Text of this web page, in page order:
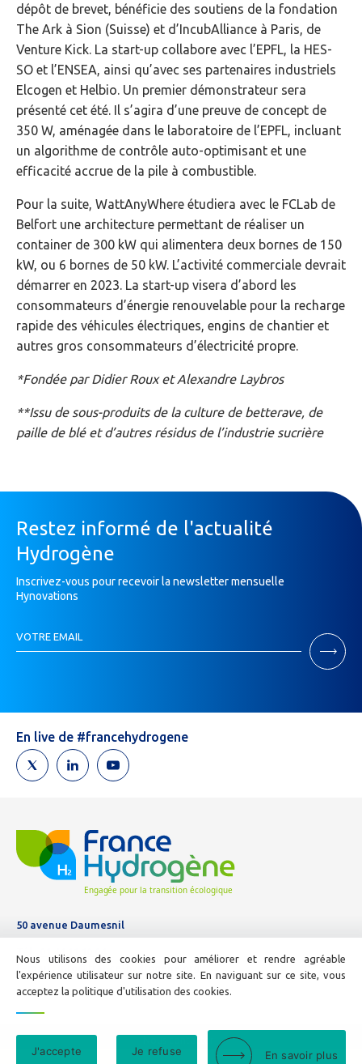
dépôt de brevet, bénéficie des soutiens de la fondation
The Ark à Sion (Suisse) et d’IncubAlliance à Paris, de
Venture Kick. La start-up collabore avec l’EPFL, la HES-
SO et l’ENSEA, ainsi qu’avec ses partenaires industriels
Elcogen et Helbio. Un premier démonstrateur sera
présenté cet été. Il s’agira d’une preuve de concept de
350 W, aménagée dans le laboratoire de l’EPFL, incluant
un algorithme de contrôle auto-optimisant et une
efficacité accrue de la pile à combustible.
Pour la suite, WattAnyWhere étudiera avec le FCLab de
Belfort une architecture permettant de réaliser un
container de 300 kW qui alimentera deux bornes de 150
kW, ou 6 bornes de 50 kW. L’activité commerciale devrait
démarrer en 2023. La start-up visera d’abord les
consommateurs d’énergie renouvelable pour la recharge
rapide des véhicules électriques, engins de chantier et
autres gros consommateurs d’électricité propre.
*Fondée par Didier Roux et Alexandre Laybros
**Issu de sous-produits de la culture de betterave, de
paille de blé et d’autres résidus de l’industrie sucrière
Restez informé de l'actualité
Hydrogène
Inscrivez-vous pour recevoir la newsletter mensuelle
Hynovations
Newsletter
VOTRE EMAIL
Si
un
humain,
ne
remplissez
pas
En live de #francehydrogene
50 avenue Daumesnil
01 44 11 10 04
E-mail :
info@france-hydrogene.org
Mentions légales
Nous utilisons des cookies pour améliorer et rendre agréable
l'expérience utilisateur sur notre site. En naviguant sur ce site, vous
acceptez la politique d'utilisation des cookies.
J'accepte Je refuse En savoir plus